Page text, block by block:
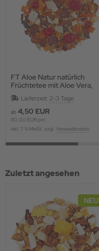
FT Aloe Natur natürlich
Früchtetee mit Aloe Vera,
Lieferzeit: 2-3 Tage
ab 4,50 EUR
90,00 EUR pro
inkl. 7 % MwSt. zzgl. Versandkosten
Zuletzt angesehen
NEU